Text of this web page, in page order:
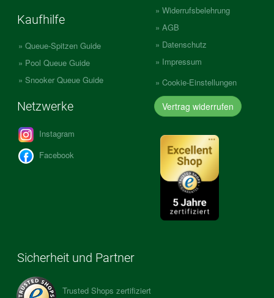
Kaufhilfe
Queue-Spitzen Guide
Pool Queue Guide
Snooker Queue Guide
Netzwerke
Instagram
Facebook
Widerrufsbelehrung
AGB
Datenschutz
Impressum
Cookie-Einstellungen
Vertrag widerrufen
Sicherheit und Partner
Trusted Shops zertifiziert